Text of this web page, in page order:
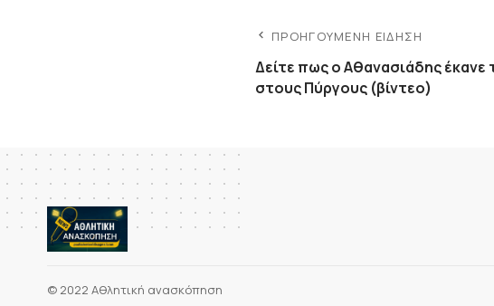
ΠΡΟΗΓΟΎΜΕΝΗ ΕΊΔΗΣΗ
Δείτε πως ο Αθανασιάδης έκανε
στους Πύργους (βίντεο)
© 2022 Αθλητική ανασκόπηση